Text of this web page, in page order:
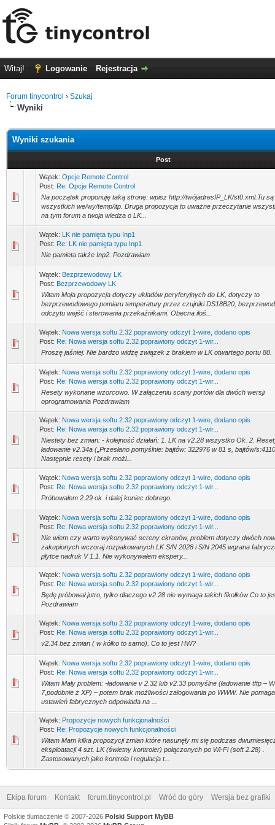
Witaj! Logowanie Rejestracja
Forum tinycontrol › Szukaj
Wyniki
Wyniki szukania
Post
Wątek: Opcje Remote Control
Post: Re: Opcje Remote Control
Na początek proponuję taką stronę: wpisz http://twójadresIP_LK/st0.xml.Tu
wszystkich we/wy/temp/itp. Druga propozycja to uważne przeczytanie
na tym forum a twoja wiedza o LK...
Wątek: LK nie pamięta typu Inp1
Post: Re: LK nie pamięta typu Inp1
Nie pamieta także Inp2. Pozdrawiam
Wątek: Bezprzewodowy LK
Post: Bezprzewodowy LK
Witam Moja propozycja dotyczy układów peryferyjnych do LK, dotyczy to
bezprzewodowego pomiaru temperatury przez czujniki DS18B20,
odczytu wejść i sterowania przekaźnikami. Obecna iloś...
Wątek: Nowa wersja softu 2.32 poprawiony odczyt 1-wire, dodano opis
Post: Re: Nowa wersja softu 2.32 poprawiony odczyt 1-wir...
Proszę jaśniej. Nie bardzo widzę związek z brakiem w LK otwartego portu 80.
Wątek: Nowa wersja softu 2.32 poprawiony odczyt 1-wire, dodano opis
Post: Re: Nowa wersja softu 2.32 poprawiony odczyt 1-wir...
Resety wykonane wzorcowo. W załączeniu scany portów dla dwóch wersji
oprogramowania Pozdrawiam
Wątek: Nowa wersja softu 2.32 poprawiony odczyt 1-wire, dodano opis
Post: Re: Nowa wersja softu 2.32 poprawiony odczyt 1-wir...
Niestety bez zmian: - kolejność działań: 1. LK na v2.28 wszystko Ok. 2.
ładowanie v2.34a („Przesłano pomyślnie: bajtów: 322976 w 81 s, bajtów/
Następnie resety i brak możl...
Wątek: Nowa wersja softu 2.32 poprawiony odczyt 1-wire, dodano opis
Post: Re: Nowa wersja softu 2.32 poprawiony odczyt 1-wir...
Próbowałem 2.29 ok. i dalej koniec dobrego.
Wątek: Nowa wersja softu 2.32 poprawiony odczyt 1-wire, dodano opis
Post: Re: Nowa wersja softu 2.32 poprawiony odczyt 1-wir...
Nie wiem czy warto wykonywać screny ekranów, problem dotyczy dwóch
zakupionych wczoraj rozpakowanych LK S/N 2028 i S/N 2045 wgrana
płytce nadruk V 1.1. Nie wykonywałem ekspery...
Wątek: Nowa wersja softu 2.32 poprawiony odczyt 1-wire, dodano opis
Post: Re: Nowa wersja softu 2.32 poprawiony odczyt 1-wir...
Będę próbował jutro, tylko dlaczego v2.28 nie wymaga takich fikołków Co to
Pozdrawiam
Wątek: Nowa wersja softu 2.32 poprawiony odczyt 1-wire, dodano opis
Post: Re: Nowa wersja softu 2.32 poprawiony odczyt 1-wir...
v2.34 bez zmian ( w kółko to samo). Co to jest HW?
Wątek: Nowa wersja softu 2.32 poprawiony odczyt 1-wire, dodano opis
Post: Re: Nowa wersja softu 2.32 poprawiony odczyt 1-wir...
Witam Mały problem: -ładowanie v 2.32 lub v2.33 pomyślne (ładowanie tftp –
7,podobnie z XP) – potem brak możliwości zalogowania po WWW. Nie
ustawień fabrycznych odpowiada na ...
Wątek: Propozycje nowych funkcjonalności
Post: Re: Propozycje nowych funkcjonalności
Witam Mam kilka propozycji zmian które nasunęły mi się podczas
eksploatacji 4 szt. LK (świetny kontroler) połączonych po Wi-Fi (soft 2.28) .
Zastosowanych jako kontrola i regulacja t...
Ekipa forum Kontakt forum.tinycontrol.pl Wróć do góry Wersja bez grafiki
Polskie tłumaczenie © 2007-2026 Polski Support MyBB